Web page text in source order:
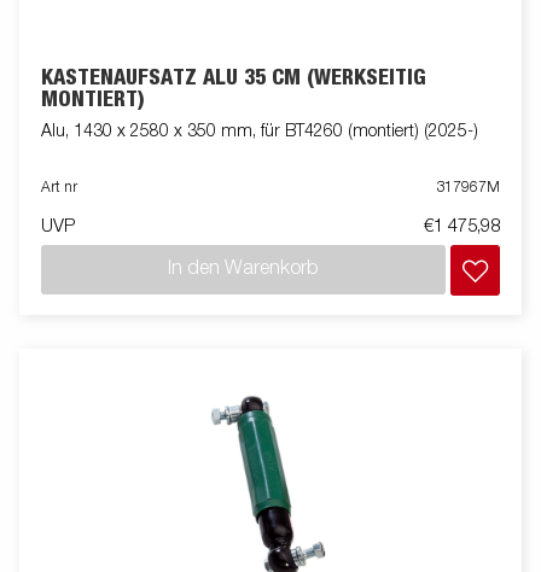
KASTENAUFSATZ ALU 35 CM (WERKSEITIG
MONTIERT)
Alu, 1430 x 2580 x 350 mm, für BT4260 (montiert) (2025-)
Art nr 317967M
UVP €1 475,98
In den Warenkorb